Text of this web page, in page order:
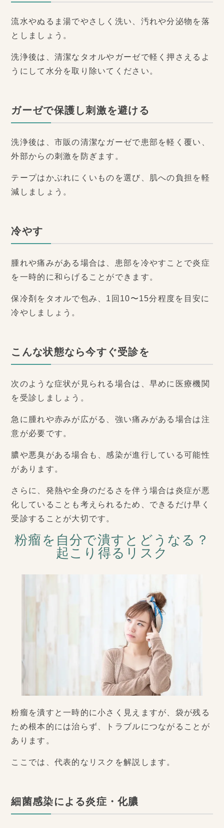
流水やぬるま湯でやさしく洗い、汚れや分泌物を落
としましょう。
洗浄後は、清潔なタオルやガーゼで軽く押さえるよ
うにして水分を取り除いてください。
ガーゼで保護し刺激を避ける
洗浄後は、市販の清潔なガーゼで患部を軽く覆い、
外部からの刺激を防ぎます。
テープはかぶれにくいものを選び、肌への負担を軽
減しましょう。
冷やす
腫れや痛みがある場合は、患部を冷やすことで炎症
を一時的に和らげることができます。
保冷剤をタオルで包み、1回10〜15分程度を目安に
冷やしましょう。
こんな状態なら今すぐ受診を
次のような症状が見られる場合は、早めに医療機関
を受診しましょう。
急に腫れや赤みが広がる、強い痛みがある場合は注
意が必要です。
膿や悪臭がある場合も、感染が進行している可能性
があります。
さらに、発熱や全身のだるさを伴う場合は炎症が悪
化していることも考えられるため、できるだけ早く
受診することが大切です。
粉瘤を自分で潰すとどうなる？
起こり得るリスク
粉瘤を潰すと一時的に小さく見えますが、袋が残る
ため根本的には治らず、トラブルにつながることが
あります。
ここでは、代表的なリスクを解説します。
細菌感染による炎症・化膿